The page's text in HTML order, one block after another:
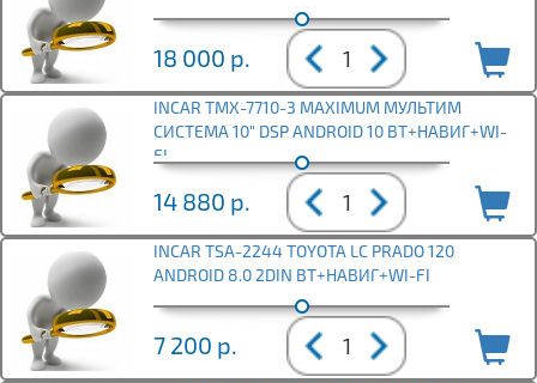
18 000 р.
INCAR TMX-7710-3 MAXIMUM МУЛЬТИМ
СИСТЕМА 10" DSP ANDROID 10 BT+НАВИГ+WI-
FI
14 880 р.
INCAR TSA-2244 TOYOTA LC PRADO 120
ANDROID 8.0 2DIN BT+НАВИГ+WI-FI
7 200 р.